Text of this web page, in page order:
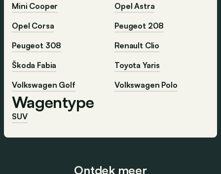
Mini Cooper
Opel Astra
Opel Corsa
Peugeot 208
Peugeot 308
Renault Clio
Škoda Fabia
Toyota Yaris
Volkswagen Golf
Volkswagen Polo
Wagentype
SUV
Ontdek meer